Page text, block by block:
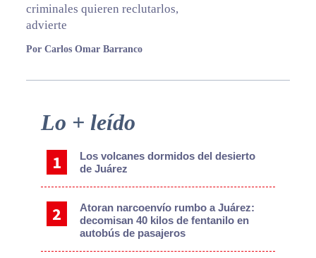
criminales quieren reclutarlos,
advierte
Por Carlos Omar Barranco
Primary
Sidebar
Lo + leído
Los volcanes dormidos del desierto
de Juárez
Atoran narcoenvío rumbo a Juárez:
decomisan 40 kilos de fentanilo en
autobús de pasajeros